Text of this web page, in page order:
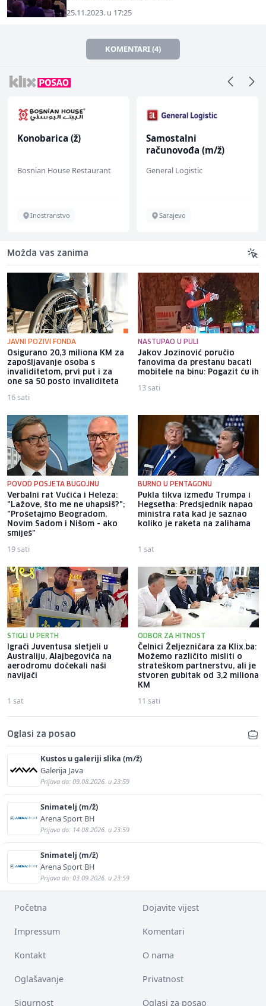
25.11.2023. u 17:25
KOMENTARI (4)
Konobarica (ž)
Bosnian House Restaurant
Inostranstvo
Samostalni
računovođa (m/ž)
General Logistic
Sarajevo
Možda vas zanima
JAVNI POZIVI FONDA
Osigurano 20,3 miliona KM za
zapošljavanje osoba s
invaliditetom, prvi put i za
one sa 50 posto invaliditeta
16 sati
NASTUPAO U PULI
Jakov Jozinović poručio
fanovima da prestanu bacati
mobitele na binu: Pogazit ću ih
13 sati
POVOD POSJETA BUGOJNU
Verbalni rat Vučića i Heleza:
"Lažove, što me ne uhapsiš?";
"Prošetajmo Beogradom,
Novim Sadom i Nišom - ako
smiješ"
19 sati
BURNO U PENTAGONU
Pukla tikva između Trumpa i
Hegsetha: Predsjednik napao
ministra rata kad je saznao
koliko je raketa na zalihama
1 sat
STIGLI U PERTH
Igrači Juventusa sletjeli u
Australiju, Alajbegovića na
aerodromu dočekali naši
navijači
1 sat
ODBOR ZA HITNOST
Čelnici Željezničara za Klix.ba:
Možemo različito misliti o
strateškom partnerstvu, ali je
stvoren gubitak od 3,2 miliona
KM
11 sati
Oglasi za posao
Kustos u galeriji slika (m/ž)
Galerija Java
Prijava do: 09.08.2026. u 23:59
Snimatelj (m/ž)
Arena Sport BH
Prijava do: 14.08.2026. u 23:59
Snimatelj (m/ž)
Arena Sport BH
Prijava do: 03.09.2026. u 23:59
Početna Dojavite vijest
Impressum Komentari
Kontakt O nama
Oglašavanje Privatnost
Sigurnost Oglasi za posao